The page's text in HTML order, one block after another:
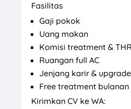
Fasilitas
Gaji pokok
Uang makan
Komisi treatment & THR
Ruangan full AC
Jenjang karir &
Free treatment bulanan
Kirimkan CV ke WA: